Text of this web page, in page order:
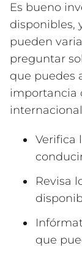
Es bueno
disponibles,
pueden
preguntar
que puedes
importancia
Verifica
Revisa
que